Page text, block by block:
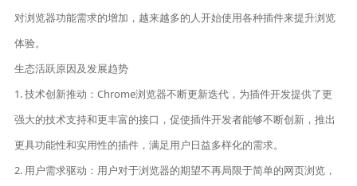
对浏览器功能需求的增加，越来越多的人开始使用各种插件来提升浏览
体验。
生态活跃原因及发展趋势
1. 技术创新推动：Chrome浏览器不断更新迭代，为插件开发提供了更
强大的技术支持和更丰富的接口，促使插件开发者能够不断创新，推出
更具功能性和实用性的插件，满足用户日益多样化的需求。
2. 用户需求驱动：用户对于浏览器的期望不再局限于简单的网页浏览，